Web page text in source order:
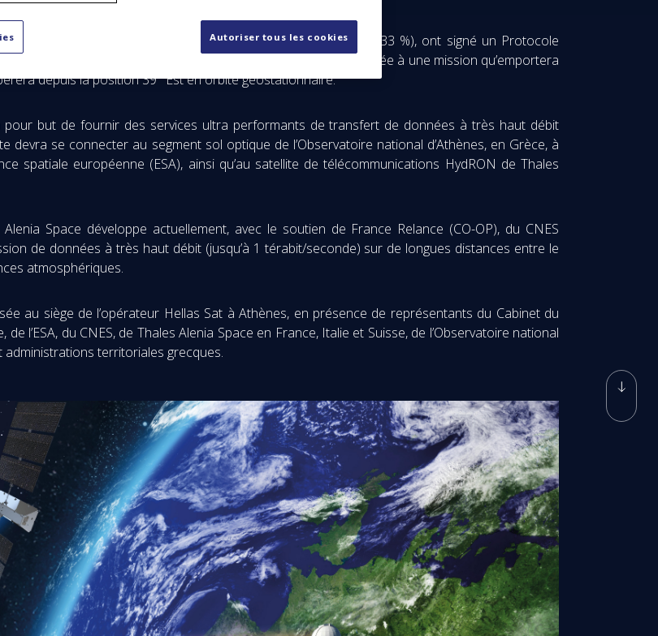
Space, société conjointe entre Thales (67 %) et Leonardo (33 %), ont signé un Protocole
d’une charge utile de communication optique dédiée à une mission qu’emportera
depuis la position 39° Est en orbite géostationnaire.
but de fournir des services ultra performants de transfert de données à très haut débit
devra se connecter au segment sol optique de l’Observatoire national d’Athènes, en Grèce, à
spatiale européenne (ESA), ainsi qu’au satellite de télécommunications HydRON de Thales
Space développe actuellement, avec le soutien de France Relance (CO-OP), du CNES
de données à très haut débit (jusqu’à 1 térabit/seconde) sur de longues distances entre le
atmosphériques.
au siège de l’opérateur Hellas Sat à Athènes, en présence de représentants du Cabinet du
l’ESA, du CNES, de Thales Alenia Space en France, Italie et Suisse, de l’Observatoire national
administrations territoriales grecques.
Autoriser tous les cookies